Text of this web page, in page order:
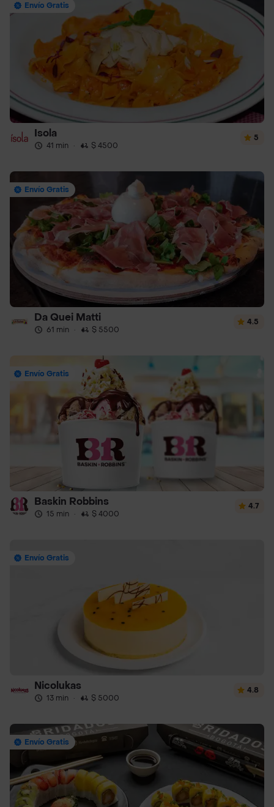
Envío Gratis
Isola
41 min · $ 4500
5
Envío Gratis
Da Quei Matti
61 min · $ 5500
4.5
Envío Gratis
Baskin Robbins
15 min · $ 4000
4.7
Envío Gratis
Nicolukas
13 min · $ 5000
4.8
Envío Gratis